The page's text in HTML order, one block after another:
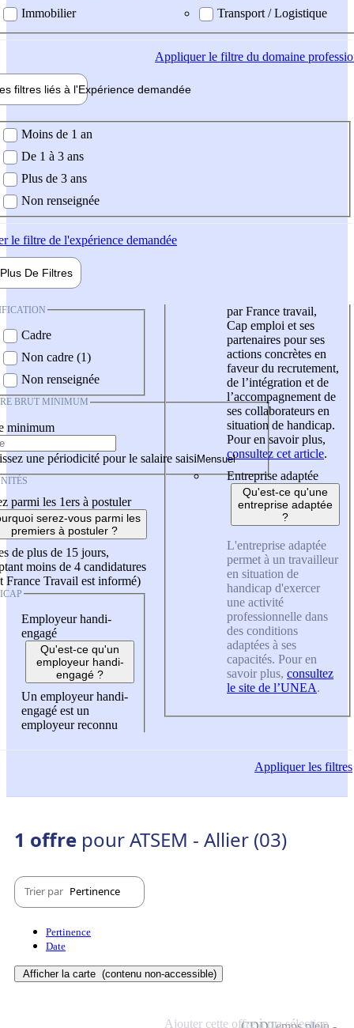
Immobilier
Transport / Logistique
Appliquerle filtre du domaine
filtres liés à l'Expérience demandée
demandée
Moins de 1 an
De 1 à 3 ans
Plus de 3 ans
Non renseignée
le filtre de l'expérience demandée
Plus De Filtres
Cadre
Non cadre (1)
Non renseignée
BRUT MINIMUM
minimum
une périodicité pour le salaire saisi
parmi les 1ers à postuler
serez-vous parmi les
premiers à postuler ?
de plus de 15 jours,
moins de 4 candidatures
France Travail est informé)
Employeur handi-
engagé
Qu'est-ce qu'un
employeur handi-
engagé ?
Un employeur handi-
engagé est un
employeur reconnu
par France travail,
Cap emploi et ses
partenaires pour ses
actions concrètes en
faveur du recrutement,
de l’intégration et de
l’accompagnement de
ses collaborateurs en
situation de handicap.
Pour en savoir plus,
consultez cet article.
Entreprise adaptée
Qu'est-ce qu'une
entreprise adaptée
?
L'entreprise adaptée
permet à un travailleur
en situation de
handicap d'exercer
une activité
professionnelle dans
des conditions
adaptées à ses
capacités. Pour en
savoir plus, consultez
le site de l’UNEA.
Appliquerles filtres
1 offre pour ATSEM - Allier (03)
Trier par Pertinence
Pertinence
Date
Afficher la carte (contenu non-accessible)
Ajouter cette offre à ma sélection